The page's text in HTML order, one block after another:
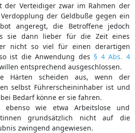
der Verteidiger zwar im Rahmen der
der Geldbuße gegen ein
angeregt, die Betroffene jedoch
sie dann lieber für die Zeit eines
nicht so viel für einen derartigen
ist die Anwendung des § 4 Abs. 4
entsprechend ausgeschlossen.
Härten scheiden aus, wenn der
selbst Führerscheininhaber ist und
Bedarf könne er sie fahren.
ebenso wie etwa Arbeitslose und
grundsätzlich nicht auf die
zwingend angewiesen.